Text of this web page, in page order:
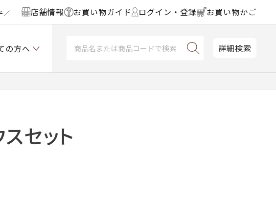
／ 店舗情報 お買い物ガイド ログイン・登録 お買い物かご
の方へ 詳細検索
セット